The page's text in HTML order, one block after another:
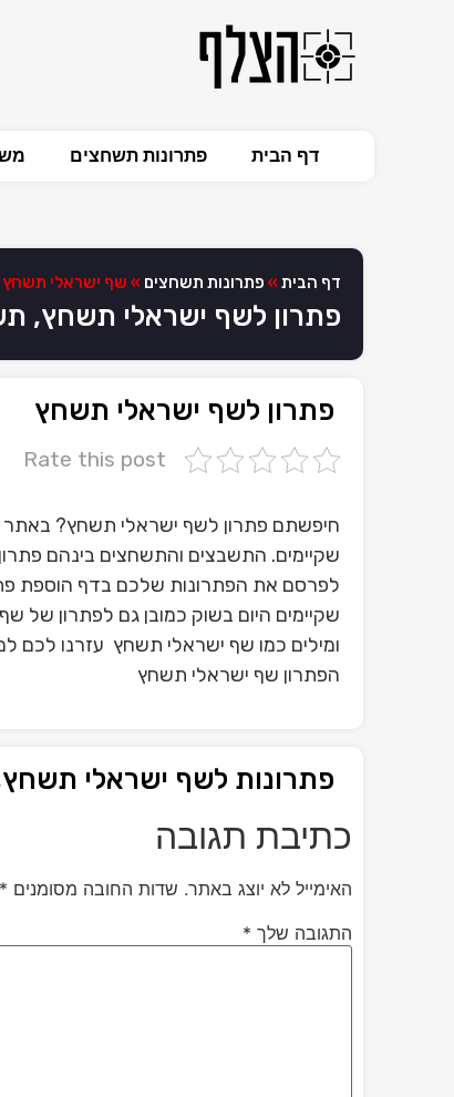
דף הבית פתרונות תשחצים
דף הבית » פתרונות תשחצים » שף ישראלי תשחץ
פתרון לשף ישראלי תשחץ,
פתרון לשף ישראלי תשחץ
Rate this post
חיפשתם פתרון לשף ישראלי תשחץ? באתר
שקיימים. התשבצים והתשחצים בינהם
לפרסם את הפתרונות שלכם בדף הוספת
שקיימים היום בשוק כמובן גם לפתרון
ומילים כמו שף ישראלי תשחץ עזרנו לכם
הפתרון שף ישראלי תשחץ
פתרונות לשף ישראלי
כתיבת תגובה
האימייל לא יוצג באתר. שדות החובה מסומנים *
התגובה שלך *